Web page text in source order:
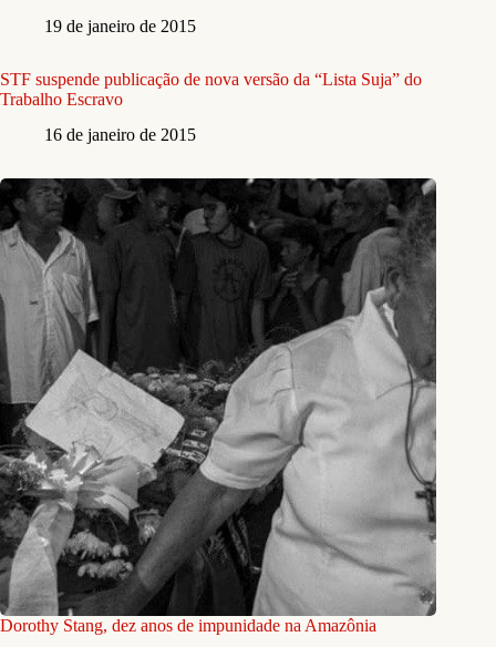
19 de janeiro de 2015
STF suspende publicação de nova versão da “Lista Suja” do
Trabalho Escravo
16 de janeiro de 2015
Dorothy Stang, dez anos de impunidade na Amazônia